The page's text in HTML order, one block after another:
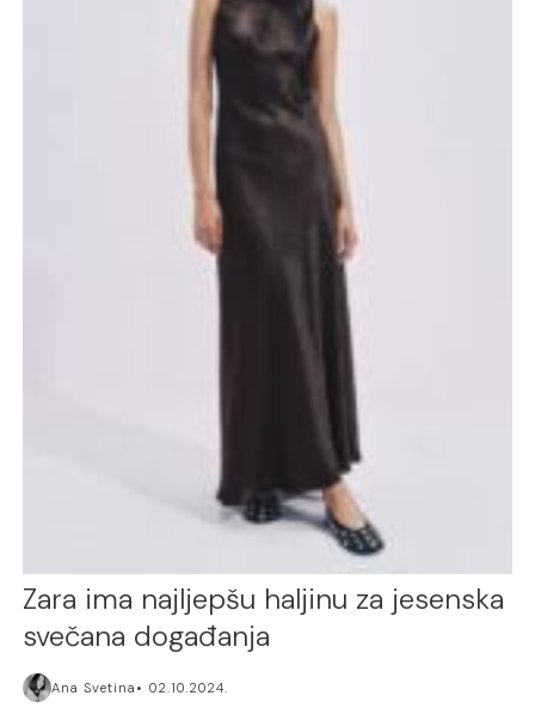
Zara ima najljepšu haljinu za jesenska
svečana događanja
Ana Svetina 02.10.2024.